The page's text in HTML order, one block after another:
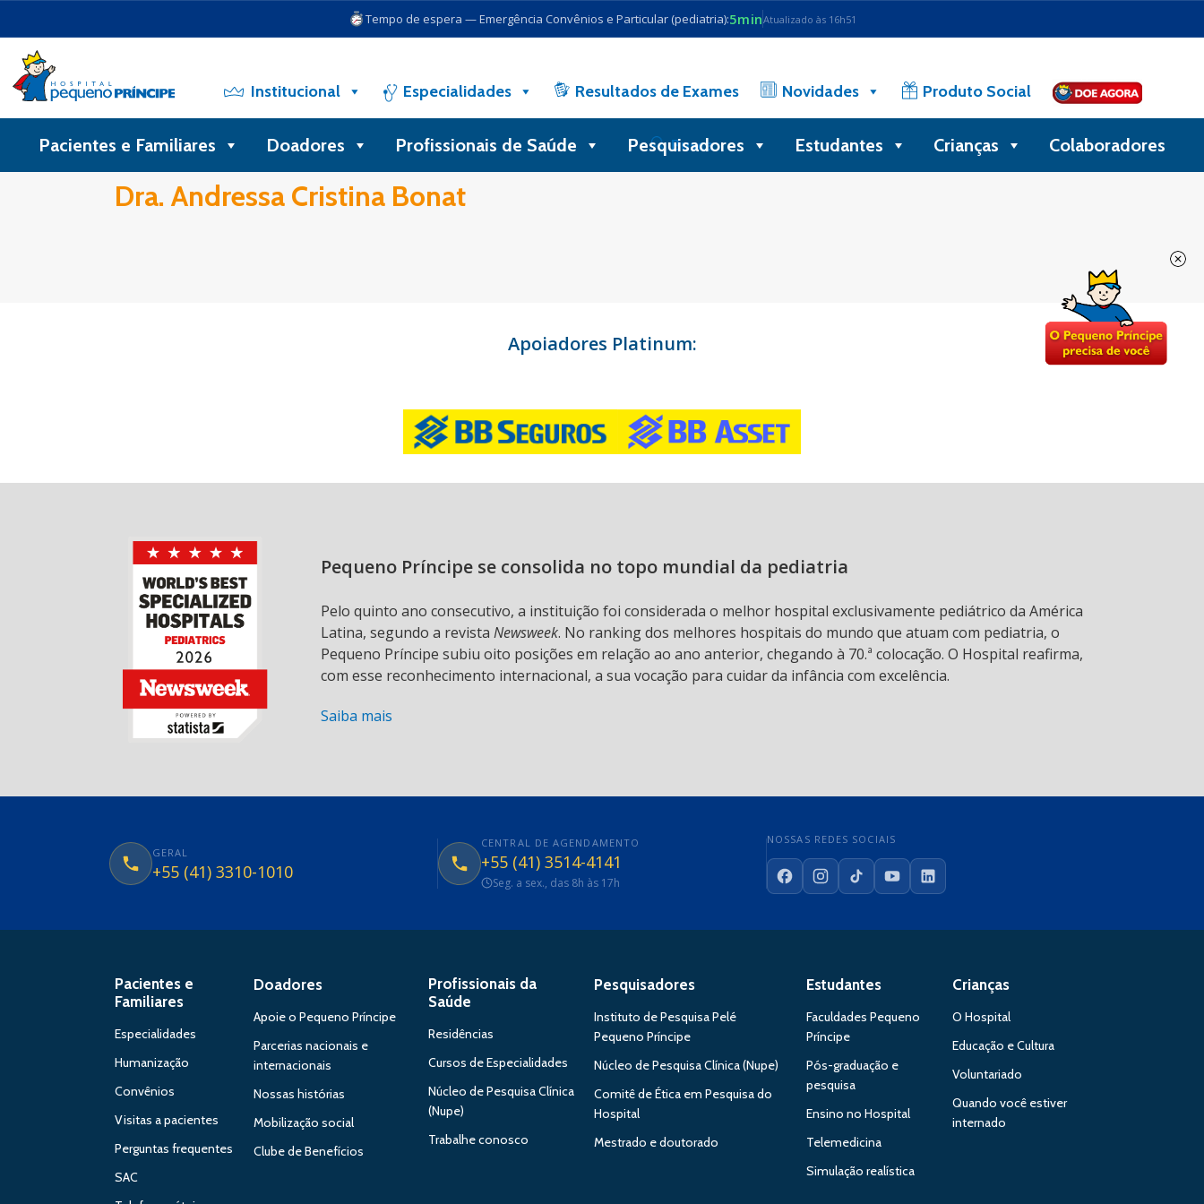
Tempo de espera — Emergência Convênios e Particular (pediatria):5minAtualizado às 16h51
Institucional Especialidades Resultados de Exames Novidades Produto Social
Busca
Pacientes e Familiares Doadores Profissionais de Saúde Pesquisadores Estudantes Crianças Colaboradores
Dra. Andressa Cristina Bonat
Apoiadores Platinum:
Pequeno Príncipe se consolida no topo mundial da pediatria
Pelo quinto ano consecutivo, a instituição foi considerada o melhor hospital exclusivamente pediátrico da América
Latina, segundo a revista Newsweek. No ranking dos melhores hospitais do mundo que atuam com pediatria, o
Pequeno Príncipe subiu oito posições em relação ao ano anterior, chegando à 70.ª colocação. O Hospital reafirma,
com esse reconhecimento internacional, a sua vocação para cuidar da infância com excelência.
Saiba mais
GERAL
+55 (41) 3310-1010
CENTRAL DE AGENDAMENTO
+55 (41) 3514-4141
Seg. a sex., das 8h às 17h
NOSSAS REDES SOCIAIS
FacebookInstagram
TikTokYouTubeLinkedIn
Pacientes e
Familiares
Especialidades
Humanização
Convênios
Visitas a pacientes
Perguntas frequentes
SAC
Doadores
Apoie o Pequeno Príncipe
Parcerias nacionais e
internacionais
Nossas histórias
Mobilização social
Clube de Benefícios
Profissionais da
Saúde
Residências
Cursos de Especialidades
Núcleo de Pesquisa Clínica
(Nupe)
Trabalhe conosco
Pesquisadores
Instituto de Pesquisa Pelé
Pequeno Príncipe
Núcleo de Pesquisa Clínica (Nupe)
Comitê de Ética em Pesquisa do
Hospital
Mestrado e doutorado
Estudantes
Faculdades Pequeno
Príncipe
Pós-graduação e
pesquisa
Ensino no Hospital
Telemedicina
Simulação realística
Crianças
O Hospital
Educação e Cultura
Voluntariado
Quando você estiver
internado